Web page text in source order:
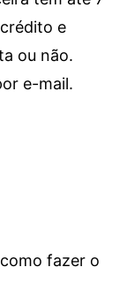
e
ou não.
e-mail.
fazer o